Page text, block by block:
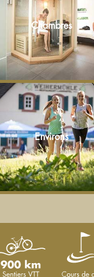
Chambres
Environs